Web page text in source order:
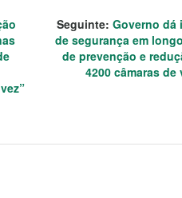
Seguinte: Governo dá
de segurança em
de prevenção e
4200 câmaras